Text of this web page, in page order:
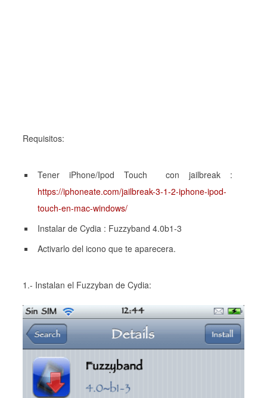
Requisitos:
Tener iPhone/Ipod Touch con jailbreak :
https://iphoneate.com/jailbreak-3-1-2-iphone-ipod-
touch-en-mac-windows/
Instalar de Cydia : Fuzzyband 4.0b1-3
Activarlo del icono que te aparecera.
1.- Instalan el Fuzzyban de Cydia: